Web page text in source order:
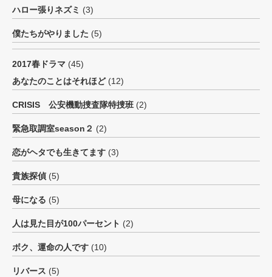
ハロー張りネズミ (3)
僕たちがやりました (5)
2017春ドラマ (45)
あなたのことはそれほど(12)
CRISIS 公安機動捜査隊特捜班 (2)
緊急取調室season２ (2)
恋がヘタでも生きてます (3)
貴族探偵 (5)
母になる (5)
人は見た目が100パーセント (2)
ボク、運命の人です (10)
リバース (5)